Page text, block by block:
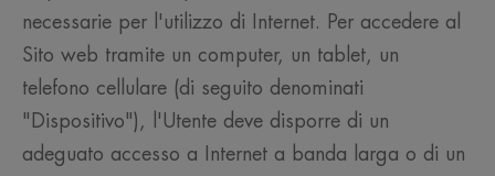
necessarie per l'utilizzo di Internet. Per accedere al
Sito web tramite un computer, un tablet, un
telefono cellulare (di seguito denominati
"Dispositivo"), l'Utente deve disporre di un
adeguato accesso a Internet a banda larga o di un